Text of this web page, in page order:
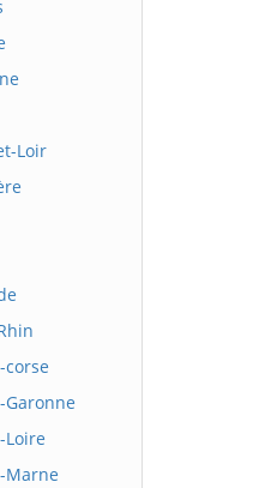
Loir
Loire
Marne